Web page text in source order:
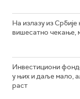
На излазу из
вишесатно чекање,
Инвестициони
у њих и даље мало,
раст